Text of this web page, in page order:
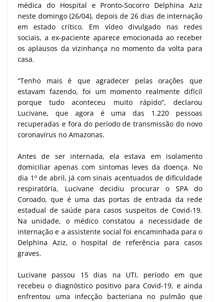
médica do Hospital e Pronto-Socorro Delphina Aziz
neste domingo (26/04), depois de 26 dias de internação
em estado crítico. Em vídeo divulgado nas redes
sociais, a ex-paciente aparece emocionada ao receber
os aplausos da vizinhança no momento da volta para
casa.
“Tenho mais é que agradecer pelas orações que
estavam fazendo, foi um momento realmente difícil
porque tudo aconteceu muito rápido”, declarou
Lucivane, que agora é uma das 1.220 pessoas
recuperadas e fora do período de transmissão do novo
coronavírus no Amazonas.
Antes de ser internada, ela estava em isolamento
domiciliar apenas com sintomas leves da doença. No
dia 1º de abril, já com sinais acentuados de dificuldade
respiratória, Lucivane decidiu procurar o SPA do
Coroado, que é uma das portas de entrada da rede
estadual de saúde para casos suspeitos de Covid-19.
Na unidade, o médico constatou a necessidade de
internação e a assistente social foi encaminhada para o
Delphina Aziz, o hospital de referência para casos
graves.
Lucivane passou 15 dias na UTI, período em que
recebeu o diagnóstico positivo para Covid-19, e ainda
enfrentou uma infecção bacteriana no pulmão que